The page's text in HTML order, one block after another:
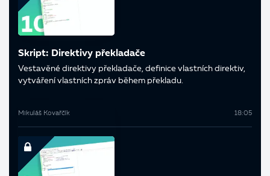
Skript: Direktivy překladače
Vestavěné direktivy překladače, definice vlastních direktiv,
vytváření vlastních zpráv během překladu.
Mikuláš Kovařčík 18:05